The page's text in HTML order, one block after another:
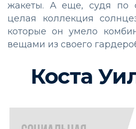
жакеты. А еще, судя по
целая коллекция
которые он умело
вещами из своего
Коста